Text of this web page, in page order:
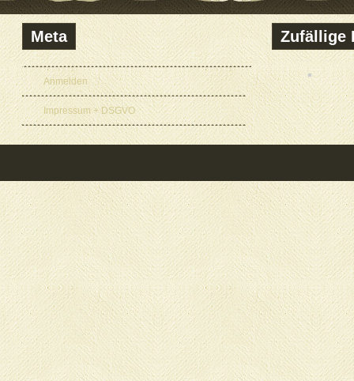
Meta
Anmelden
Impressum + DSGVO
Zufällige